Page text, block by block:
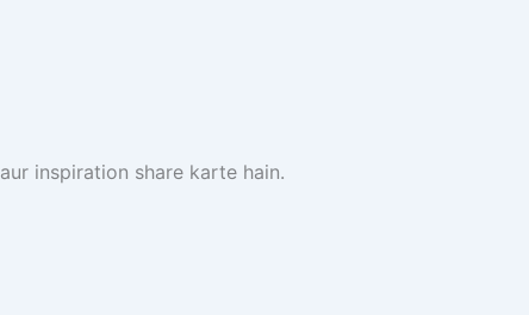
inspiration share karte hain.